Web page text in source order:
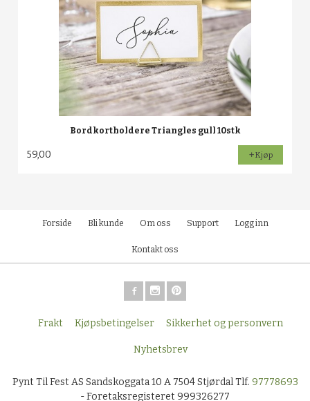
Bordkortholdere Triangles gull 10stk
59,00 Kjøp
Forside Bli kunde Om oss Support Logg inn
Kontakt oss
Frakt Kjøpsbetingelser Sikkerhet og personvern
Nyhetsbrev
Pynt Til Fest AS Sandskoggata 10 A 7504 Stjørdal Tlf. 97778693
- Foretaksregisteret 999326277